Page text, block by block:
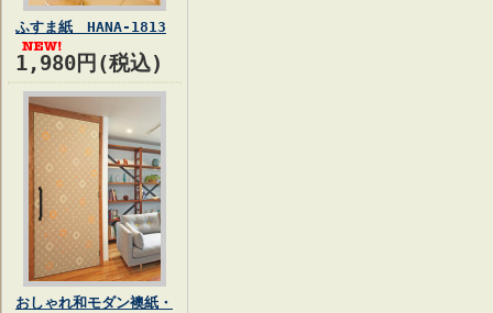
ふすま紙 HANA-1813
1,980円(税込)
おしゃれ和モダン襖紙・